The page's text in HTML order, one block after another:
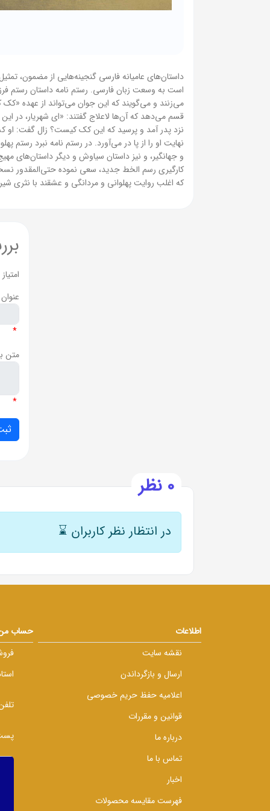
داستان‌های عامیانه فارسی گنجینه‌هایی از مضمون،
است به وسعت زبان فارسی. رستم نامه داستان رستم
می‌زنند و می‌گویند که این جوان می‌تواند از عهده
قسم می‌دهد که آن‌ها لاعلاج گفتند: «ای شهریار، در
نزد پدر آمد و پرسید که این کک کیست؟ زال گفت: او
نهایت او را از پا در می‌آورد. در رستم نامه نبرد رستم
و جهانگیر، و نیز داستان سیاوش و دیگر داستان‌های
کارگیری رسم الخط جدید، سعی نموده حتی‌المقدور
که اغلب روایت پهلوانی و مردانگی و عشقند با نثری
امتیاز
*
متن
*
0 نظر
در انتظار نظر کاربران ⌛
اطلاعات
نقشه سایت
ارسال و بازگرداندن
اعلامیه حفظ حریم خصوصی
قوانین و مقررات
درباره ما
تماس با ما
اخبار
فهرست مقایسه محصولات
حساب